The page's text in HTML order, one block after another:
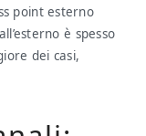
point esterno
è spesso
dei casi,